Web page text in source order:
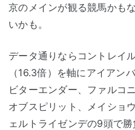
京のメインが観る競馬かも
いかも。
データ通りならコントレイ
（16.3倍）を軸にアイアン
ビターエンダー、ファルコ
オブスピリット、メイショ
ェルトライゼンデの9頭で